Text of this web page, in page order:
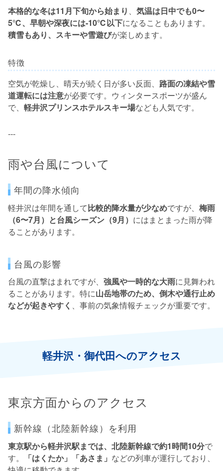
本格的な冬は11月下旬から始まり 、 気温は日中でも0〜
5℃、早朝や深夜には-10℃以下になることもあります。
積雪もあり、スキーや雪遊びが楽しめます。
特徴
空気が乾燥し、晴天が続く日が多い反面、 路面の凍結や雪
道運転には注意が必要です。ウィンタースポーツが盛ん
で、 軽井沢プリンスホテルスキー場なども人気です。
---
雨や台風について
年間の降水傾向
軽井沢は年間を通して比較的降水量が少なめですが、 梅雨
（6〜7月）と台風シーズン（9月） にはまとまった雨が降
ることがあります。
台風の影響
台風の直撃はまれですが、 強風や一時的な大雨に見舞われ
ることがあります。特に山岳地帯のため、倒木や通行止め
などが起きやすく 、事前の気象情報チェックが重要です。
軽井沢・御代田へのアクセス
東京方面からのアクセス
新幹線（北陸新幹線）を利用
東京駅から軽井沢駅までは、北陸新幹線で約1時間10分で
す。
「はくたか」「あさま」 などの列車が運行しており、